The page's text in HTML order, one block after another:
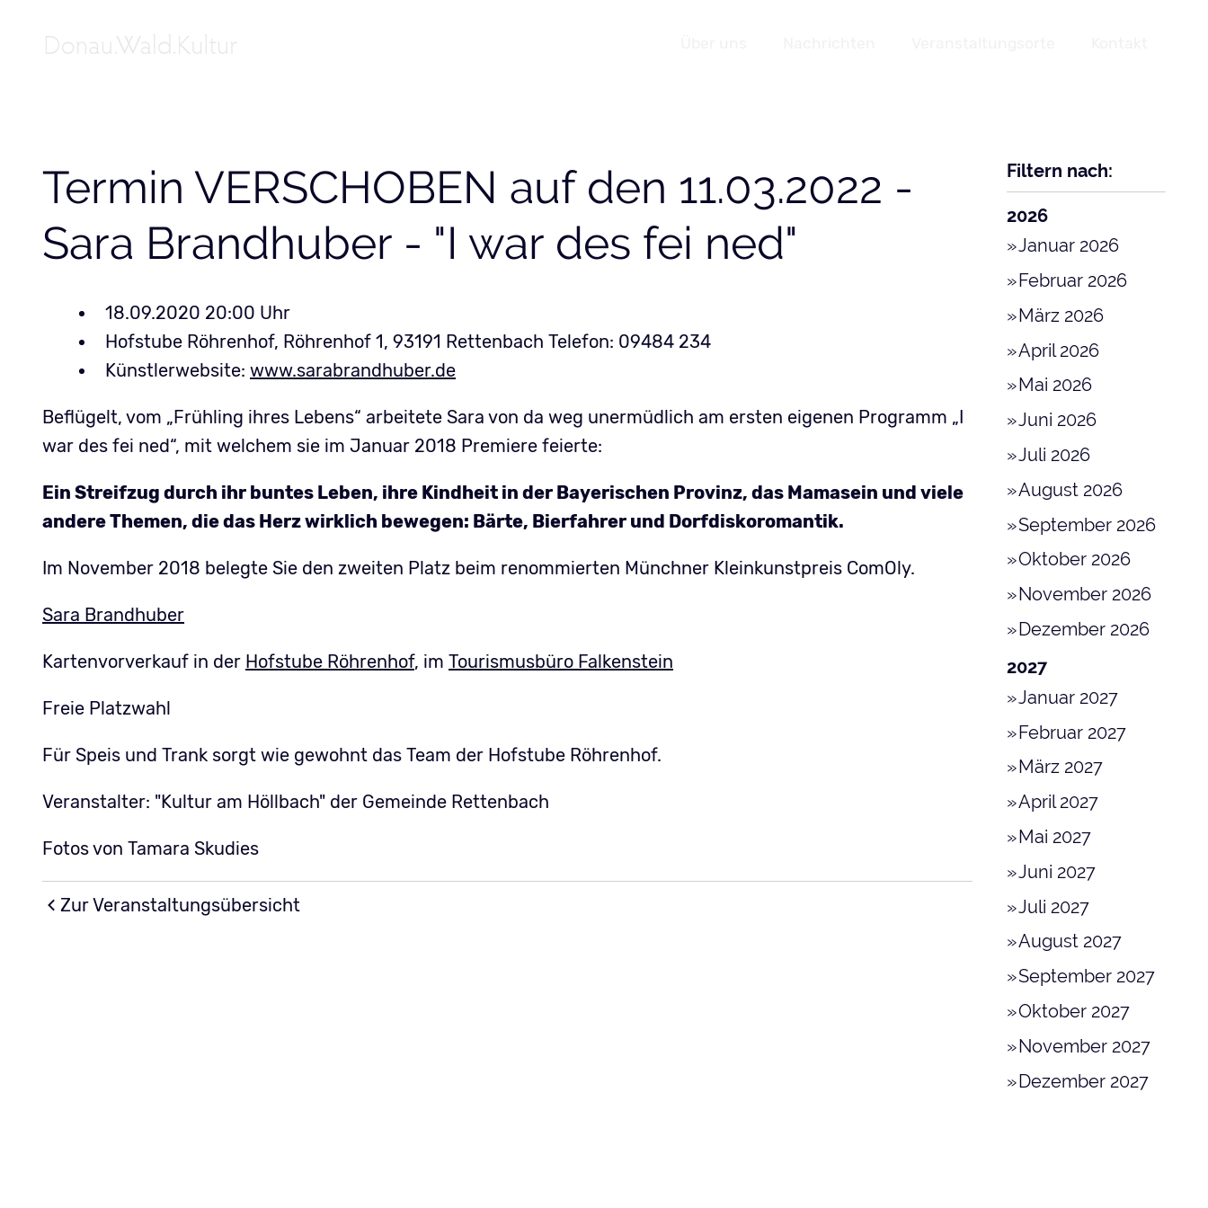
Termin VERSCHOBEN auf den 11.03.2022 -
Sara Brandhuber - "I war des fei ned"
18.09.2020 20:00
Hofstube Röhrenhof, Röhrenhof 1, 93191 Rettenbach Telefon: 09484 234
Künstlerwebsite:www.sarabrandhuber.de
Beflügelt, vom „Frühling ihres Lebens“ arbeitete Sara von da weg unermüdlich am ersten eigenen Programm „I
war des fei ned“, mit welchem sie im Januar 2018 Premiere feierte:
Ein Streifzug durch ihr buntes Leben, ihre Kindheit in der Bayerischen Provinz, das Mamasein und viele
andere Themen, die das Herz wirklich bewegen: Bärte, Bierfahrer und Dorfdiskoromantik.
Im November 2018 belegte Sie den zweiten Platz beim renommierten Münchner Kleinkunstpreis ComOly.
Sara Brandhuber
Kartenvorverkauf in der Hofstube Röhrenhof, imTourismusbüro Falkenstein
Freie Platzwahl
Für Speis und Trank sorgt wie gewohnt das Team der Hofstube Röhrenhof.
Veranstalter: "Kultur am Höllbach" der Gemeinde Rettenbach
Fotos von Tamara Skudies
Zur Veranstaltungsübersicht
Filtern nach:
2026
Januar 2026
Februar 2026
März 2026
April 2026
Mai 2026
Juni 2026
Juli 2026
August 2026
September 2026
Oktober 2026
November 2026
Dezember 2026
2027
Januar 2027
Februar 2027
März 2027
April 2027
Mai 2027
Juni 2027
Juli 2027
August 2027
September 2027
Oktober 2027
November 2027
Dezember 2027